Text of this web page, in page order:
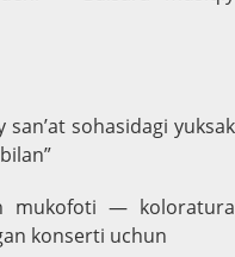
sohasidagi yuksak
mukofoti — koloratura
konserti uchun